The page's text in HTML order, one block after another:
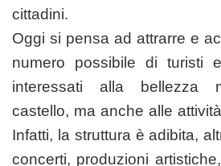
cittadini.
Oggi si pensa ad attrarre e
numero possibile di turisti
interessati alla bellezza
castello, ma anche alle
Infatti, la struttura è adibita,
concerti, produzioni